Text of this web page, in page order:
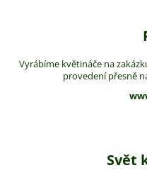
Vyrábíme květináče na
provedení přesně
Svět